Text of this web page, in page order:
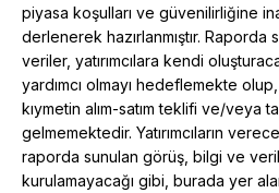
piyasa koşulları ve güvenilirliğine
derlenerek hazırlanmıştır.
veriler, yatırımcılara kendi
yardımcı olmayı hedeflemekte
kıymetin alım-satım teklifi ve/veya
gelmemektedir. Yatırımcıların
raporda sunulan görüş, bilgi ve
kurulamayacağı gibi, burada yer